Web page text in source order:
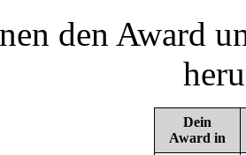
den Award
Dein
Award in